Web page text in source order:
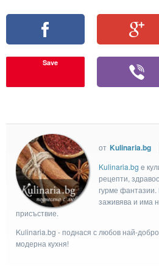
Save
от Kulinaria.bg
Kulinaria.bg e
рецепти,
гурме
заживява и има
присъствие.
Kulinaria.bg - поднася с любов най-
модерна кухня!